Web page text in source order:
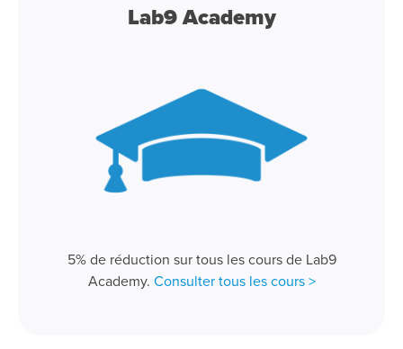
Lab9 Academy
5% de réduction sur tous les cours de Lab9
Academy. Consulter tous les cours >